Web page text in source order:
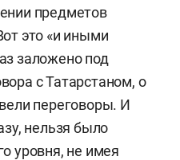
предметов
это «и иными
заложено под
с Татарстаном, о
переговоры. И
нельзя было
уровня, не имея